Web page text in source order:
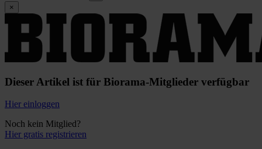
×
Dieser Artikel ist für Biorama-Mitglieder verfügbar
Hier einloggen
Noch kein Mitglied?
Hier gratis registrieren